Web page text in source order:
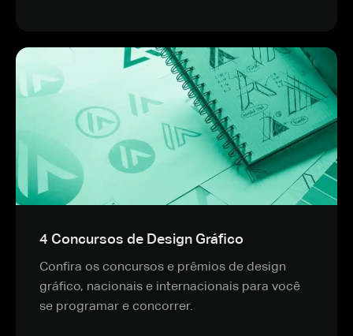
4 Concursos de Design Gráfico
Confira os concursos e prêmios de design
gráfico, nacionais e internacionais para você
se programar e concorrer.